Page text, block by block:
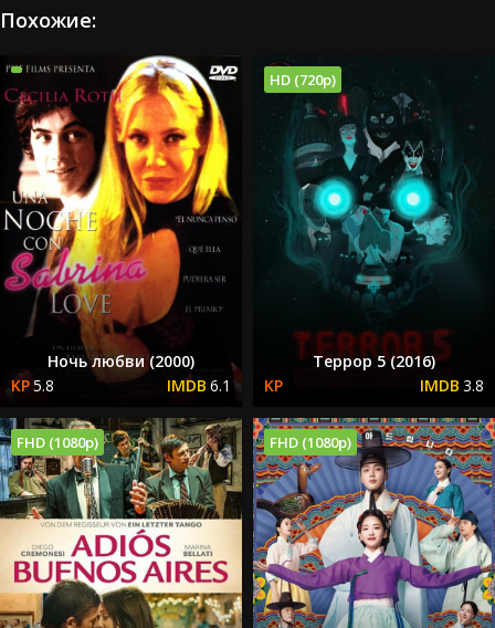
Похожие:
Ночь любви (2000)
5.8
6.1
HD (720p)
Террор 5 (2016)
3.8
FHD (1080p) FHD (1080p)